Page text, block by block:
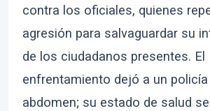
contra los oficiales, quienes
agresión para salvaguardar su
de los ciudadanos presentes. El
enfrentamiento dejó a un policía
abdomen; su estado de salud